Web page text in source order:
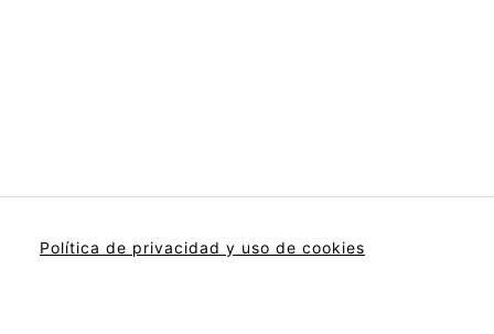
Política de privacidad y uso de cookies